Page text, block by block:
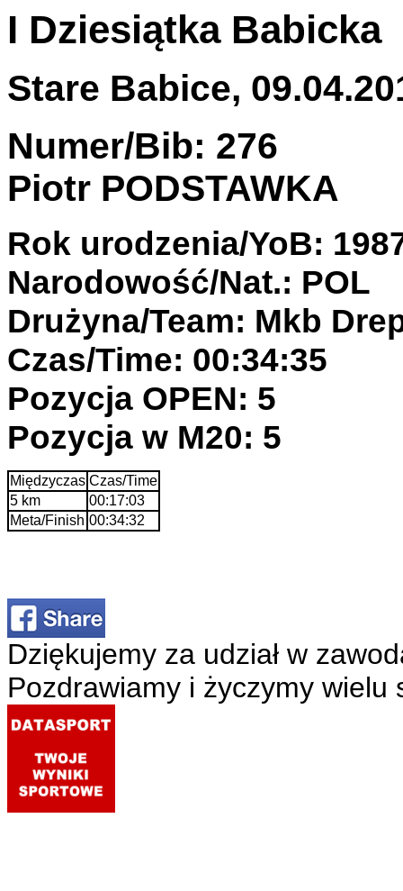
I Dziesiątka Babicka
Stare Babice,
Numer/Bib: 276
Piotr PODSTAWKA
Rok urodzenia/YoB:
Narodowość/Nat.: POL
Drużyna/Team: Mkb
Czas/Time: 00:34:35
Pozycja OPEN: 5
Pozycja w M20: 5
Międzyczas Czas/Time
5 km
00:17:03
Meta/Finish 00:34:32
Dziękujemy za udział w
Pozdrawiamy i życzymy wielu